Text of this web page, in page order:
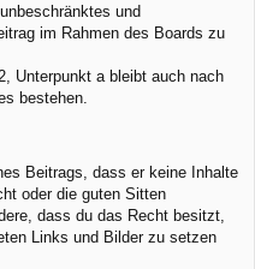
und
im Rahmen des Boards zu
Unterpunkt a bleibt auch nach
bestehen.
Beitrags, dass er keine Inhalte
oder die guten Sitten
dass du das Recht besitzt,
Links und Bilder zu setzen